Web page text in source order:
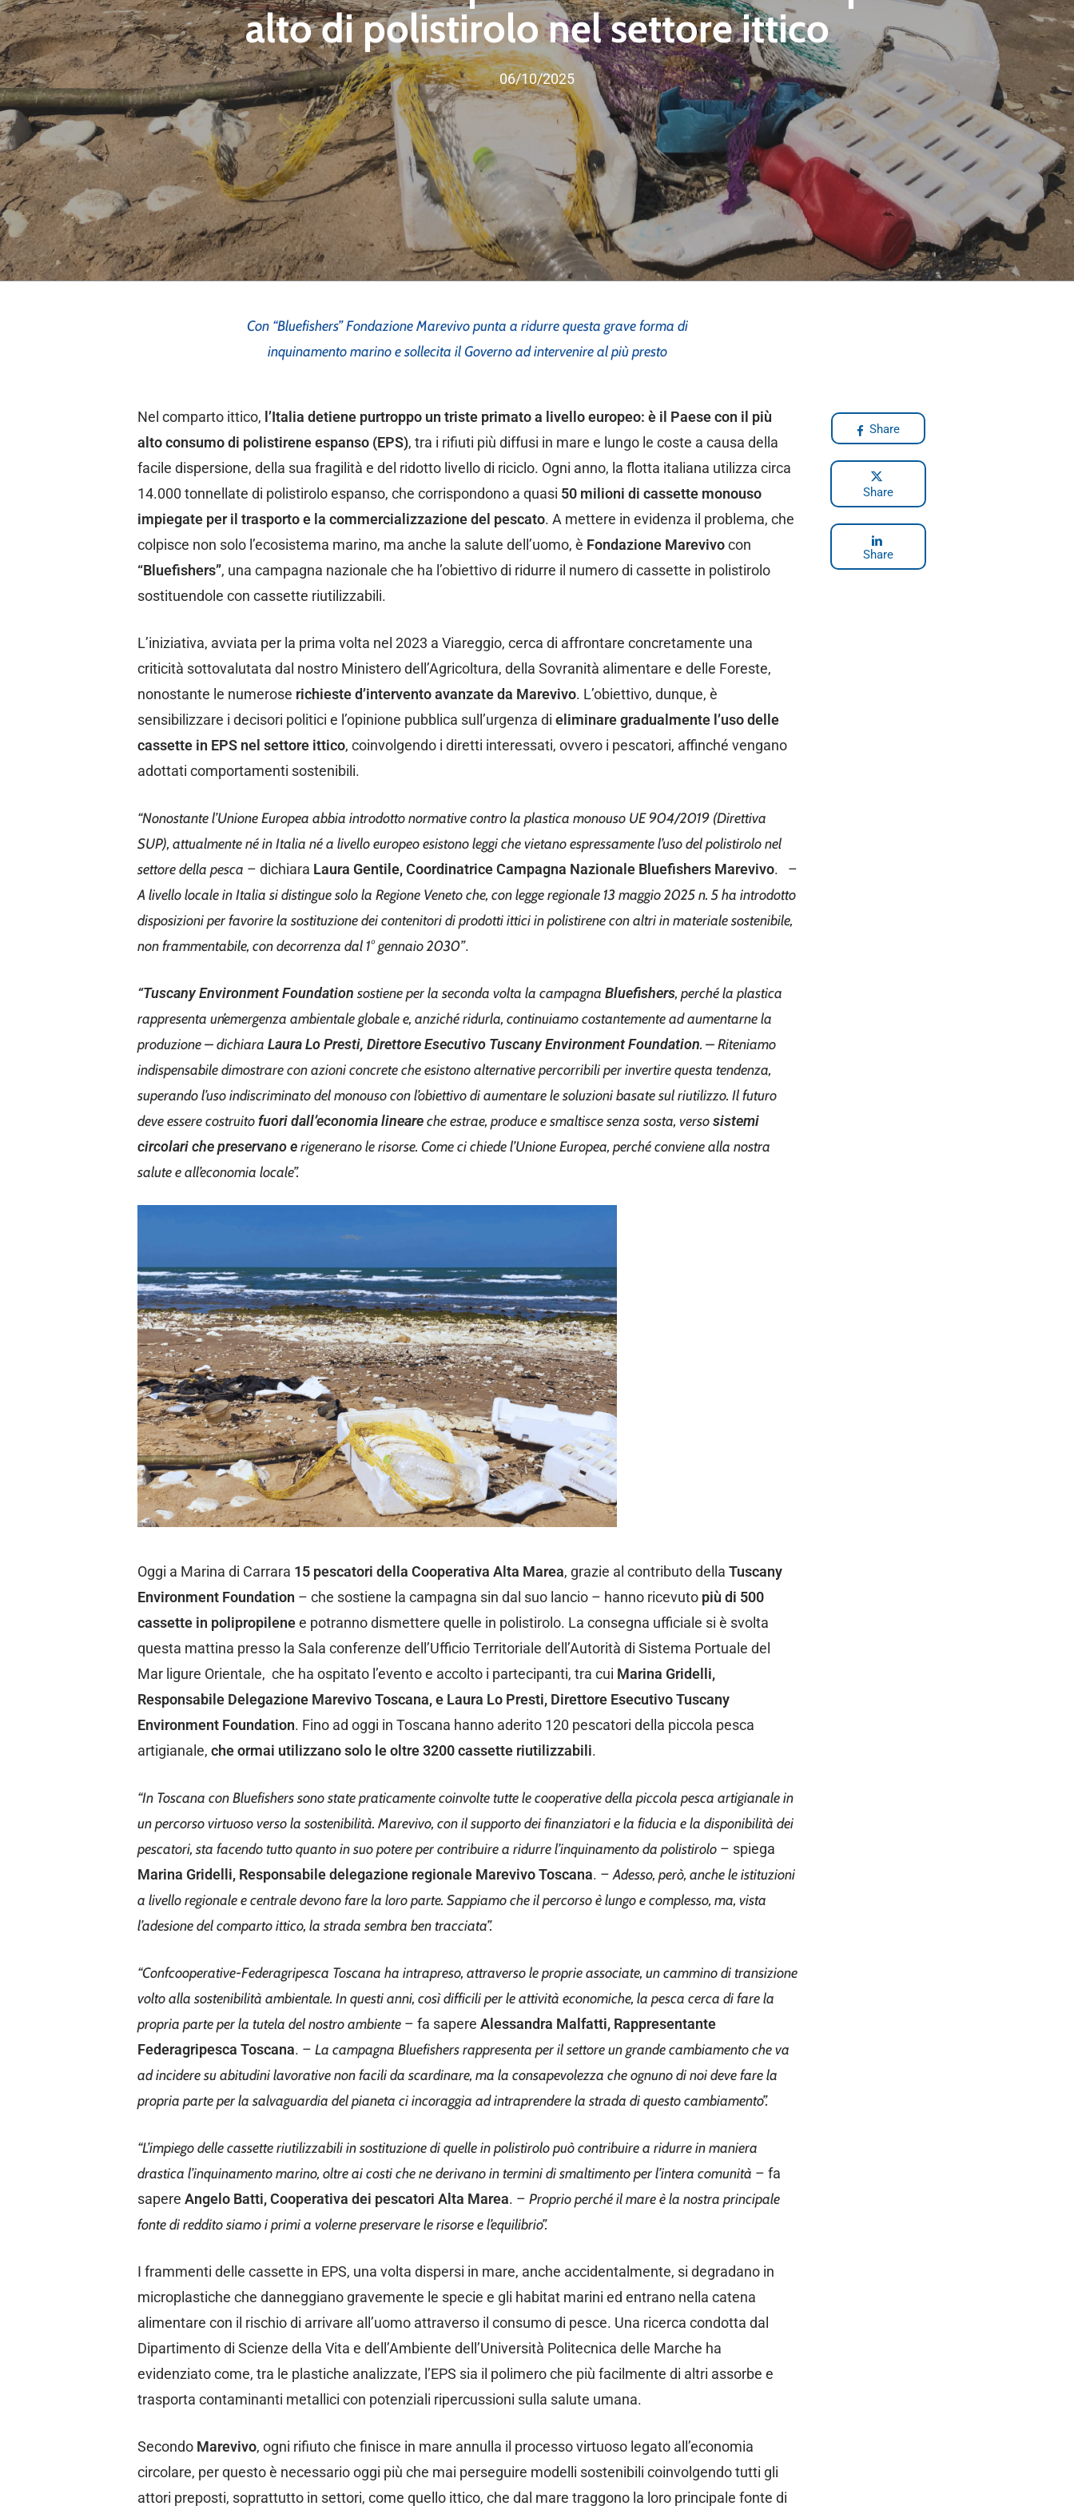
alto di polistirolo nel settore ittico
06/10/2025
Con “Bluefishers” Fondazione Marevivo punta a ridurre questa grave forma di
inquinamento marino e sollecita il Governo ad intervenire al più presto
Nel comparto ittico, l’Italia detiene purtroppo un triste primato a livello europeo: è il Paese con il più
alto consumo di polistirene espanso (EPS), tra i rifiuti più diffusi in mare e lungo le coste a causa della
facile dispersione, della sua fragilità e del ridotto livello di riciclo. Ogni anno, la flotta italiana utilizza circa
14.000 tonnellate di polistirolo espanso, che corrispondono a quasi 50 milioni di cassette monouso
impiegate per il trasporto e la commercializzazione del pescato. A mettere in evidenza il problema, che
colpisce non solo l’ecosistema marino, ma anche la salute dell’uomo, è Fondazione Marevivocon
“Bluefishers”, una campagna nazionale che ha l’obiettivo di ridurre il numero di cassette in polistirolo
sostituendole con cassette riutilizzabili.
L’iniziativa, avviata per la prima volta nel 2023 a Viareggio, cerca di affrontare concretamente una
criticità sottovalutata dal nostro Ministero dell’Agricoltura, della Sovranità alimentare e delle Foreste,
nonostante le numerose richieste d’interventoavanzate da Marevivo. L’obiettivo, dunque, è
sensibilizzare i decisori politici e l’opinione pubblica sull’urgenza di eliminare gradualmente l’uso delle
cassette in EPS nel settore ittico, coinvolgendo i diretti interessati, ovvero i pescatori, affinché vengano
adottati comportamenti sostenibili.
“Nonostante l’Unione Europea abbia introdotto normative contro la plastica monouso UE904/2019 (Direttiva
SUP), attualmente né in Italia né a livello europeo esistono leggi chevietano espressamente l’uso del polistirolo nel
settore della pesca – dichiara Laura Gentile, Coordinatrice Campagna Nazionale Bluefishers Marevivo. –
A livello locale inItalia si distingue solo la Regione Veneto che, con legge regionale 13 maggio 2025 n. 5 ha introdotto
disposizioni per favorire la sostituzione dei contenitori di prodotti ittici inpolistirene con altri in materiale sostenibile,
non frammentabile, con decorrenza dal 1°gennaio 2030”.
“Tuscany Environment Foundation sostiene per la seconda volta la campagna Bluefishers, perché la plastica
rappresenta un’emergenza ambientale globale e, anziché ridurla, continuiamo costantemente ad aumentarne la
produzione – dichiara Laura LoPresti, Direttore Esecutivo Tuscany Environment Foundation. – Riteniamo
indispensabile dimostrare con azioni concrete che esistono alternative percorribili per invertire questa tendenza,
superando l’uso indiscriminato del monouso con l’obiettivo di aumentare le soluzioni basate sul riutilizzo. Il futuro
deve essere costruitofuoridall’economia lineareche estrae, produce e smaltisce senza sosta, versosistemi
circolari che preservanoerigenerano le risorse. Come ci chiede l’Unione Europea, perché conviene alla nostra
salute e all’economia locale”.
Oggi a Marina di Carrara 15 pescatori della Cooperativa Alta Marea, grazie al contributo della Tuscany
Environment Foundation – che sostiene la campagna sin dal suo lancio – hanno ricevuto più di 500
cassette in polipropilenee potranno dismettere quelle in polistirolo. La consegna ufficiale si è svolta
questa mattina presso la Sala conferenze dell’Ufficio Territoriale dell’Autorità di Sistema Portuale del
Mar ligure Orientale, che ha ospitato l’evento e accolto i partecipanti, tra cui Marina Gridelli,
Responsabile Delegazione Marevivo Toscana, e Laura Lo Presti, Direttore Esecutivo Tuscany
Environment Foundation. Fino ad oggi in Toscana hanno aderito 120 pescatori della piccola pesca
artigianale, che ormai utilizzano solo le oltre 3200 cassette riutilizzabili.
“In Toscana con Bluefishers sono state praticamente coinvolte tutte le cooperative della piccola pesca artigianale in
un percorso virtuoso verso la sostenibilità. Marevivo, con ilsupporto dei finanziatori e la fiducia e la disponibilità dei
pescatori, sta facendo tuttoquanto in suo potere per contribuire a ridurre l’inquinamento da polistirolo – spiega
Marina Gridelli, Responsabile delegazione regionale Marevivo Toscana. – Adesso, però, anche le istituzioni
a livello regionale e centrale devono fare la loro parte. Sappiamo che ilpercorso è lungo e complesso, ma, vista
l’adesione del comparto ittico, la strada sembra ben tracciata”.
“Confcooperative-Federagripesca Toscana ha intrapreso, attraverso le proprie associate, un cammino di transizione
volto alla sostenibilità ambientale. In questi anni, così difficili perle attività economiche, la pesca cerca di fare la
propria parte per la tutela del nostroambiente – fa sapere Alessandra Malfatti, Rappresentante
Federagripesca Toscana. – La campagna Bluefishers rappresenta per il settore un grande cambiamento che va
adincidere su abitudini lavorative non facili da scardinare, ma la consapevolezza che ognunodi noi deve fare la
propria parte per la salvaguardia del pianeta ci incoraggia adintraprendere la strada di questo cambiamento”.
“L’impiego delle cassette riutilizzabili in sostituzione di quelle in polistirolo può contribuire a ridurre in maniera
drastica l’inquinamento marino, oltre ai costi che ne derivano in terminidi smaltimento per l’intera comunità – fa
sapere Angelo Batti, Cooperativa dei pescatori Alta Marea. – Proprio perché il mare è la nostra principale
fonte di reddito siamo i primi a volerne preservare le risorse e l’equilibrio”.
I frammenti delle cassette in EPS, una volta dispersi in mare, anche accidentalmente, si degradano in
microplastiche che danneggiano gravemente le specie e gli habitat marini ed entrano nella catena
alimentare con il rischio di arrivare all’uomo attraverso il consumo di pesce. Una ricerca condotta dal
Dipartimento di Scienze della Vita e dell’Ambiente dell’Università Politecnica delle Marche ha
evidenziato come, tra le plastiche analizzate, l’EPS sia il polimero che più facilmente di altri assorbe e
trasporta contaminanti metallici con potenziali ripercussioni sulla salute umana.
Secondo Marevivo, ogni rifiuto che finisce in mare annulla il processo virtuoso legato all’economia
circolare, per questo è necessario oggi più che mai perseguire modelli sostenibili coinvolgendo tutti gli
attori preposti, soprattutto in settori, come quello ittico, che dal mare traggono la loro principale fonte di
Share
Share
Share